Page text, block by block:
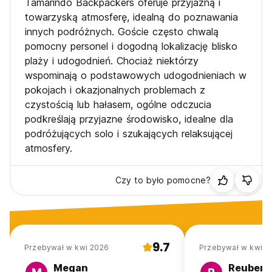
Tamarindo Backpackers oferuje przyjazną i
towarzyską atmosferę, idealną do poznawania
innych podróżnych. Goście często chwalą
pomocny personel i dogodną lokalizację blisko
plaży i udogodnień. Chociaż niektórzy
wspominają o podstawowych udogodnieniach w
pokojach i okazjonalnych problemach z
czystością lub hałasem, ogólne odczucia
podkreślają przyjazne środowisko, idealne dla
podróżujących solo i szukających relaksującej
atmosfery.
Czy to było pomocne?
Przebywał w kwi 2026 9.7
Megan
Przebywał w kwi
Reuben